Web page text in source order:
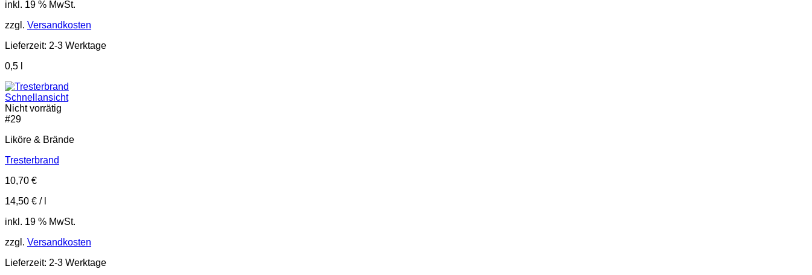
inkl. 19 % MwSt.
zzgl. Versandkosten
Lieferzeit: 2-3 Werktage
0,5
Schnellansicht
Nicht vorrätig
#29
Liköre & Brände
Tresterbrand
10,70 €
14,50 € /
inkl. 19 % MwSt.
zzgl. Versandkosten
Lieferzeit: 2-3 Werktage